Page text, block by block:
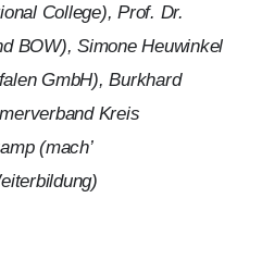
College), Prof. Dr.
BOW), Simone Heuwinkel
GmbH), Burkhard
Kreis
(mach’